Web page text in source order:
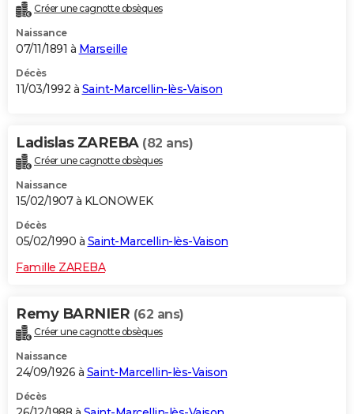
Créer une cagnotte obsèques
Naissance
07/11/1891 à Marseille
Décès
11/03/1992 à Saint-Marcellin-lès-Vaison
Ladislas ZAREBA (82 ans)
Créer une cagnotte obsèques
Naissance
15/02/1907 à KLONOWEK
Décès
05/02/1990 à Saint-Marcellin-lès-Vaison
Famille ZAREBA
Remy BARNIER (62 ans)
Créer une cagnotte obsèques
Naissance
24/09/1926 à Saint-Marcellin-lès-Vaison
Décès